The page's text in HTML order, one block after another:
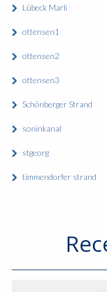
Lübeck Marli
ottensen1
ottensen2
ottensen3
Schönberger Strand
soninkanal
stgeorg
timmendorfer strand